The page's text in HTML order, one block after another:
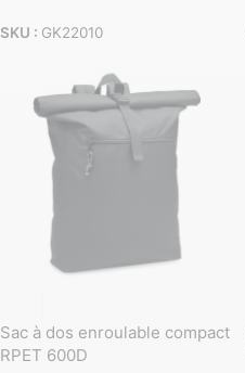
SKU : GK22010
Sac à dos enroulable compact
RPET 600D